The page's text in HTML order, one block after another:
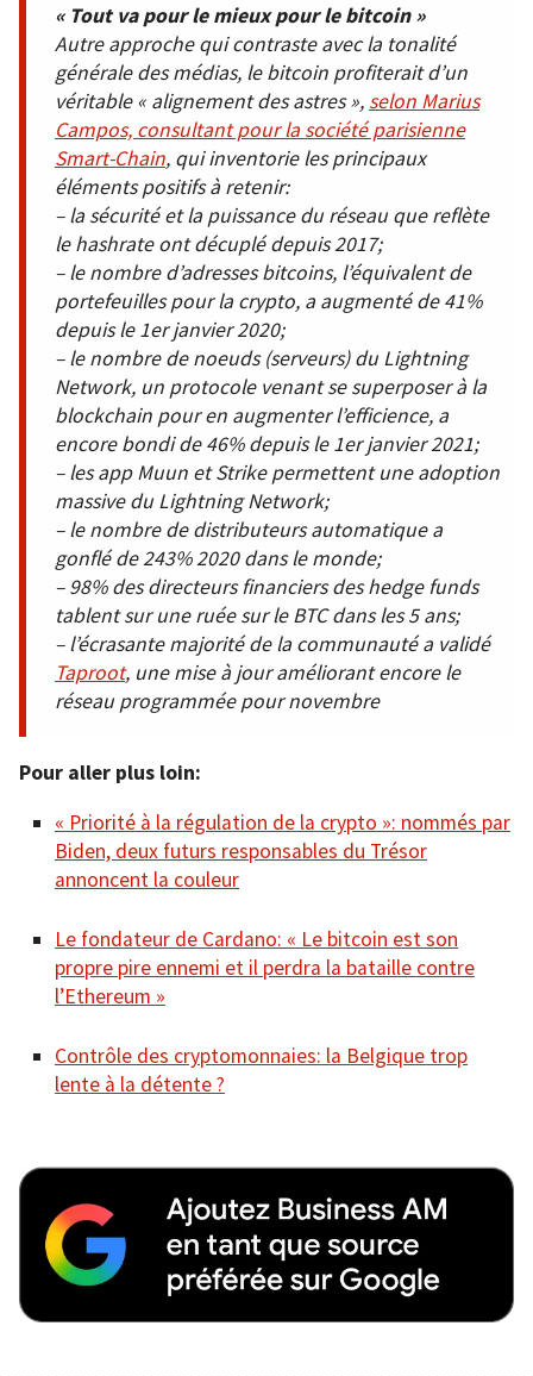
« Tout va pour le mieux pour le bitcoin »
Autre approche qui contraste avec la tonalité
générale des médias, le bitcoin profiterait d’un
véritable « alignement des astres », selon Marius
Campos, consultant pour la société parisienne
Smart-Chain, qui inventorie les principaux
éléments positifs à retenir:
– la sécurité et la puissance du réseau que reflète
lehashrateont décuplé depuis 2017;
– le nombre d’adresses bitcoins, l’équivalent de
portefeuilles pour la crypto, a augmenté de 41%
depuis le 1er janvier 2020;
– le nombre de noeuds (serveurs) du Lightning
Network, un protocole venant se superposer à la
blockchain pour en augmenter l’efficience, a
encore bondi de 46% depuis le 1er janvier 2021;
– les app Muun et Strike permettent une adoption
massive du Lightning Network;
– le nombre de distributeurs automatique a
gonflé de 243% 2020 dans le monde;
– 98% des directeurs financiers des hedge funds
tablent sur une ruée sur le BTC dans les 5 ans;
– l’écrasante majorité de la communauté a validé
Taproot, une mise à jour améliorant encore le
réseau programmée pour novembre
Pour aller plus loin:
« Priorité à la régulation de la crypto »: nommés par
Biden, deux futurs responsables du Trésor
annoncent la couleur
Le fondateur de Cardano: « Le bitcoin est son
propre pire ennemi et il perdra la bataille contre
l’Ethereum »
Contrôle des cryptomonnaies: la Belgique trop
lente à la détente ?